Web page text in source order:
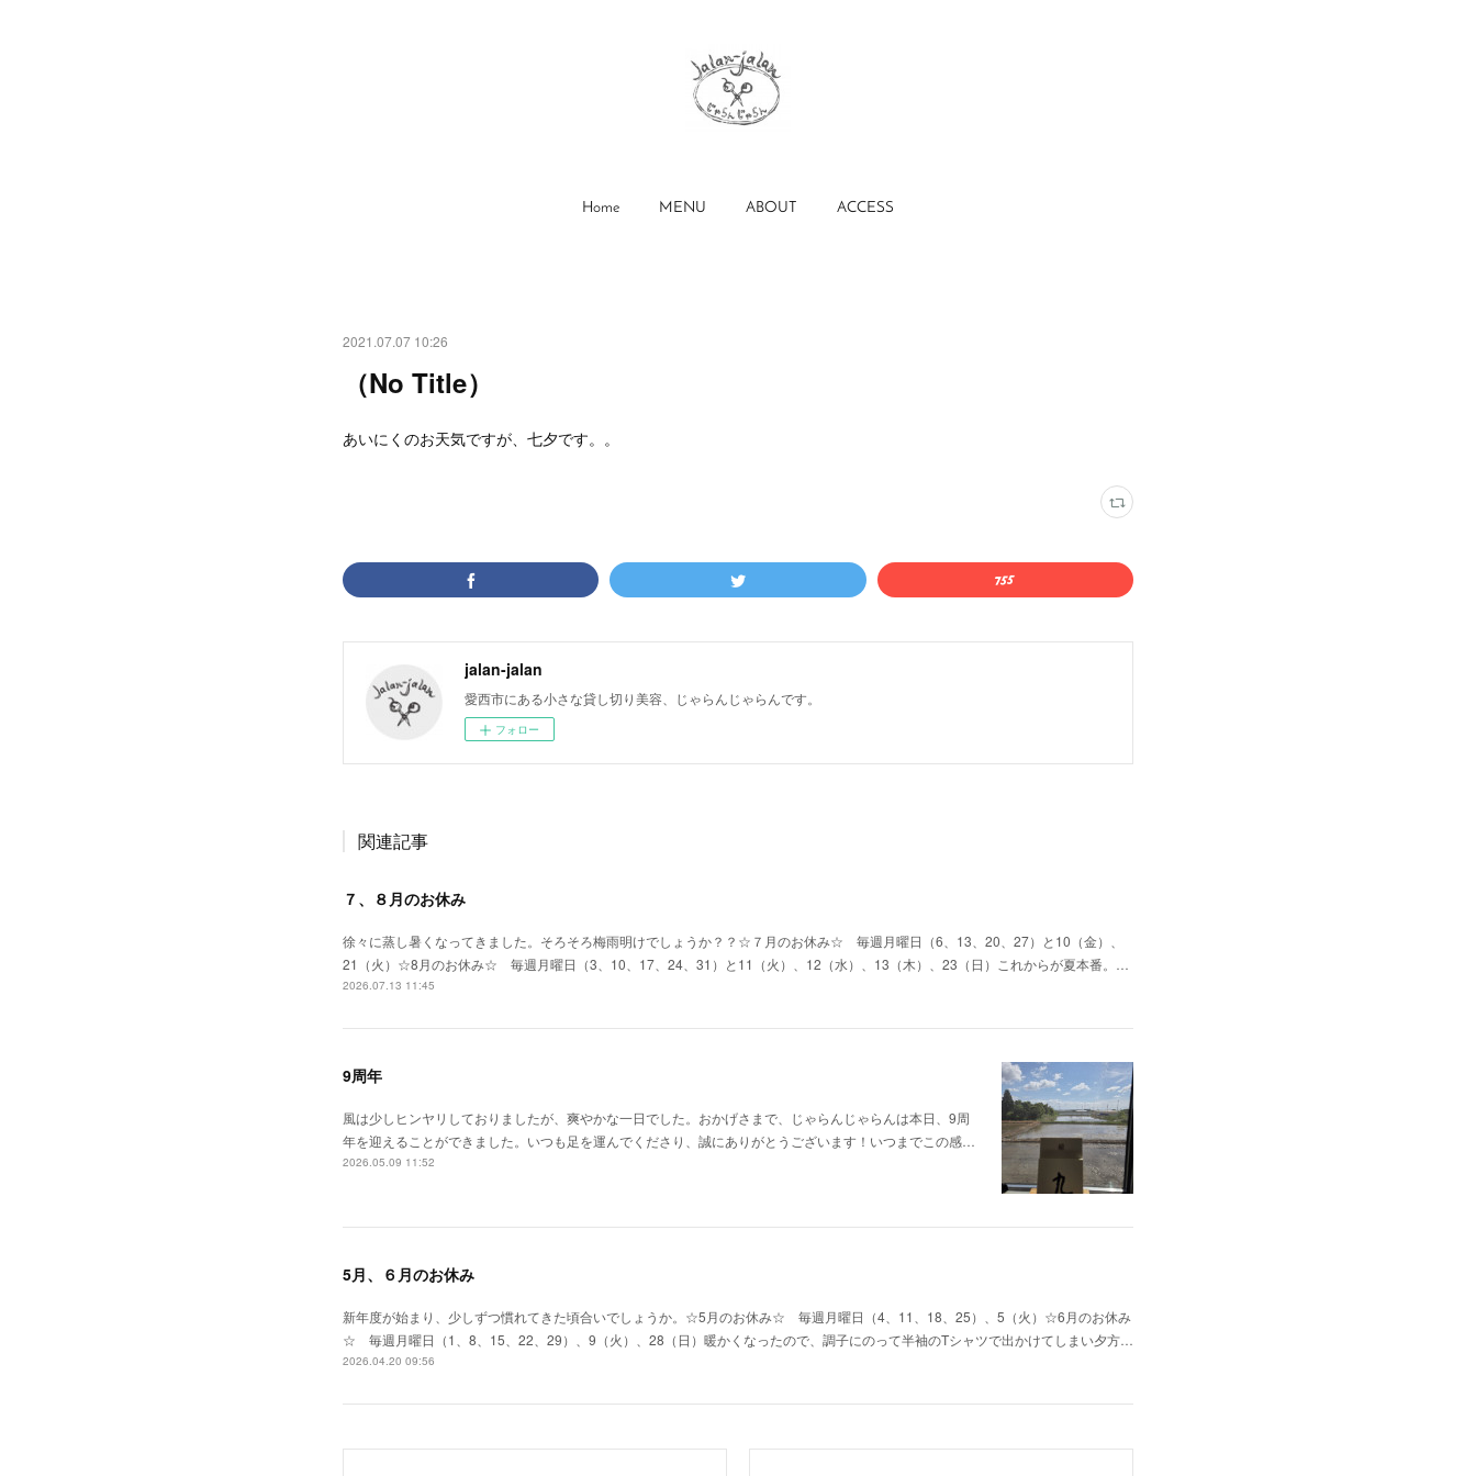
Home MENU ABOUT ACCESS
2021.07.07 10:26
（No Title）
あいにくのお天気ですが、七夕です。。
jalan-jalan
愛西市にある小さな貸し切り美容、じゃらんじゃらんです。
フォロー
関連記事
７、８月のお休み
徐々に蒸し暑くなってきました。そろそろ梅雨明けでしょうか？？☆７月のお休み☆ 毎週月曜日（6、13、20、27）と10（金）、
21（火）☆8月のお休み☆ 毎週月曜日（3、10、17、24、31）と11（火）、12（水）、13（木）、23（日）これからが夏本番。…
2026.07.13 11:45
9周年
風は少しヒンヤリしておりましたが、爽やかな一日でした。おかげさまで、じゃらんじゃらんは本日、9周
年を迎えることができました。いつも足を運んでくださり、誠にありがとうございます！いつまでこの感…
2026.05.09 11:52
5月、６月のお休み
新年度が始まり、少しずつ慣れてきた頃合いでしょうか。☆5月のお休み☆ 毎週月曜日（4、11、18、25）、5（火）☆6月のお休み
☆ 毎週月曜日（1、8、15、22、29）、9（火）、28（日）暖かくなったので、調子にのって半袖のTシャツで出かけてしまい夕方…
2026.04.20 09:56